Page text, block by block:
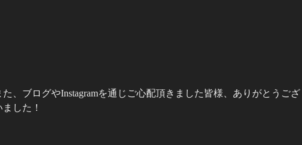
た、ブログやInstagramを通じご心配頂きました皆様、ありがとうござ
ました！